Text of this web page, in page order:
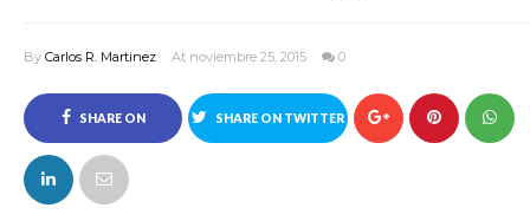
By Carlos R. Martinez At noviembre 25, 2015 0
SHARE ON
FACEBOOK
SHARE ON TWITTER